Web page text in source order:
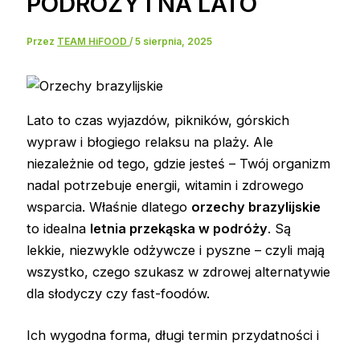
Przez TEAM HiFOOD/5 sierpnia, 2025
Lato to czas wyjazdów, pikników, górskich
wypraw i błogiego relaksu na plaży. Ale
niezależnie od tego, gdzie jesteś – Twój organizm
nadal potrzebuje energii, witamin i zdrowego
wsparcia. Właśnie dlatego orzechy brazylijskie
to idealna letnia przekąska w podróży. Są
lekkie, niezwykle odżywcze i pyszne – czyli mają
wszystko, czego szukasz w zdrowej alternatywie
dla słodyczy czy fast-foodów.
Ich wygodna forma, długi termin przydatności i